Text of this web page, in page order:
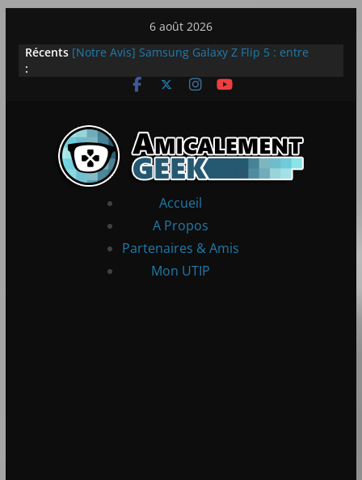
contenu
6 août 2026
Récents
:
[Notre Avis] Samsung Galaxy Z Flip 5 : entre
[PS5] New World Aeternum [Notre Avis]
LEGO dévoile la LEGO Technic McLaren P1
Accueil
A Propos
Partenaires & Amis
Mon UTIP